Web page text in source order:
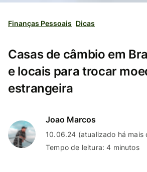
Finanças Pessoais Dicas
Casas de câmbio em
e locais para trocar
estrangeira
Joao Marcos
10.06.24 (atualizado há mais
Tempo de leitura: 4 minutos